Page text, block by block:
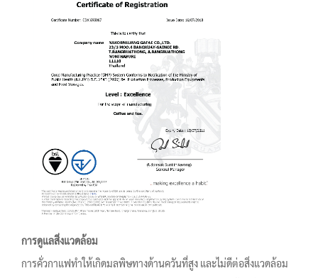
การดูแลสิ่งแวดล้อม
การคั่วกาแฟทำให้เกิดมลพิษทางด้านควันที่สูง และไม่ดีต่อสิ่งแวดล้อม